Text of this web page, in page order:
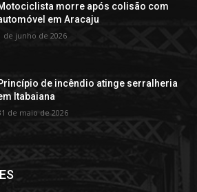
morre após colisão com
em Aracaju
de junho de 2026
de incêndio atinge serralheria
Itabaiana
de maio de 2026